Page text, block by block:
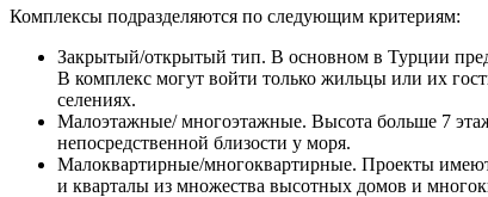
Комплексы подразделяются по следующим критериям:
Закрытый/открытый тип. В основном в Турции
В комплекс могут войти только жильцы или их
селениях.
Малоэтажные/ многоэтажные. Высота больше 7
непосредственной близости у моря.
Малоквартирные/многоквартирные. Проекты
и кварталы из множества высотных домов и